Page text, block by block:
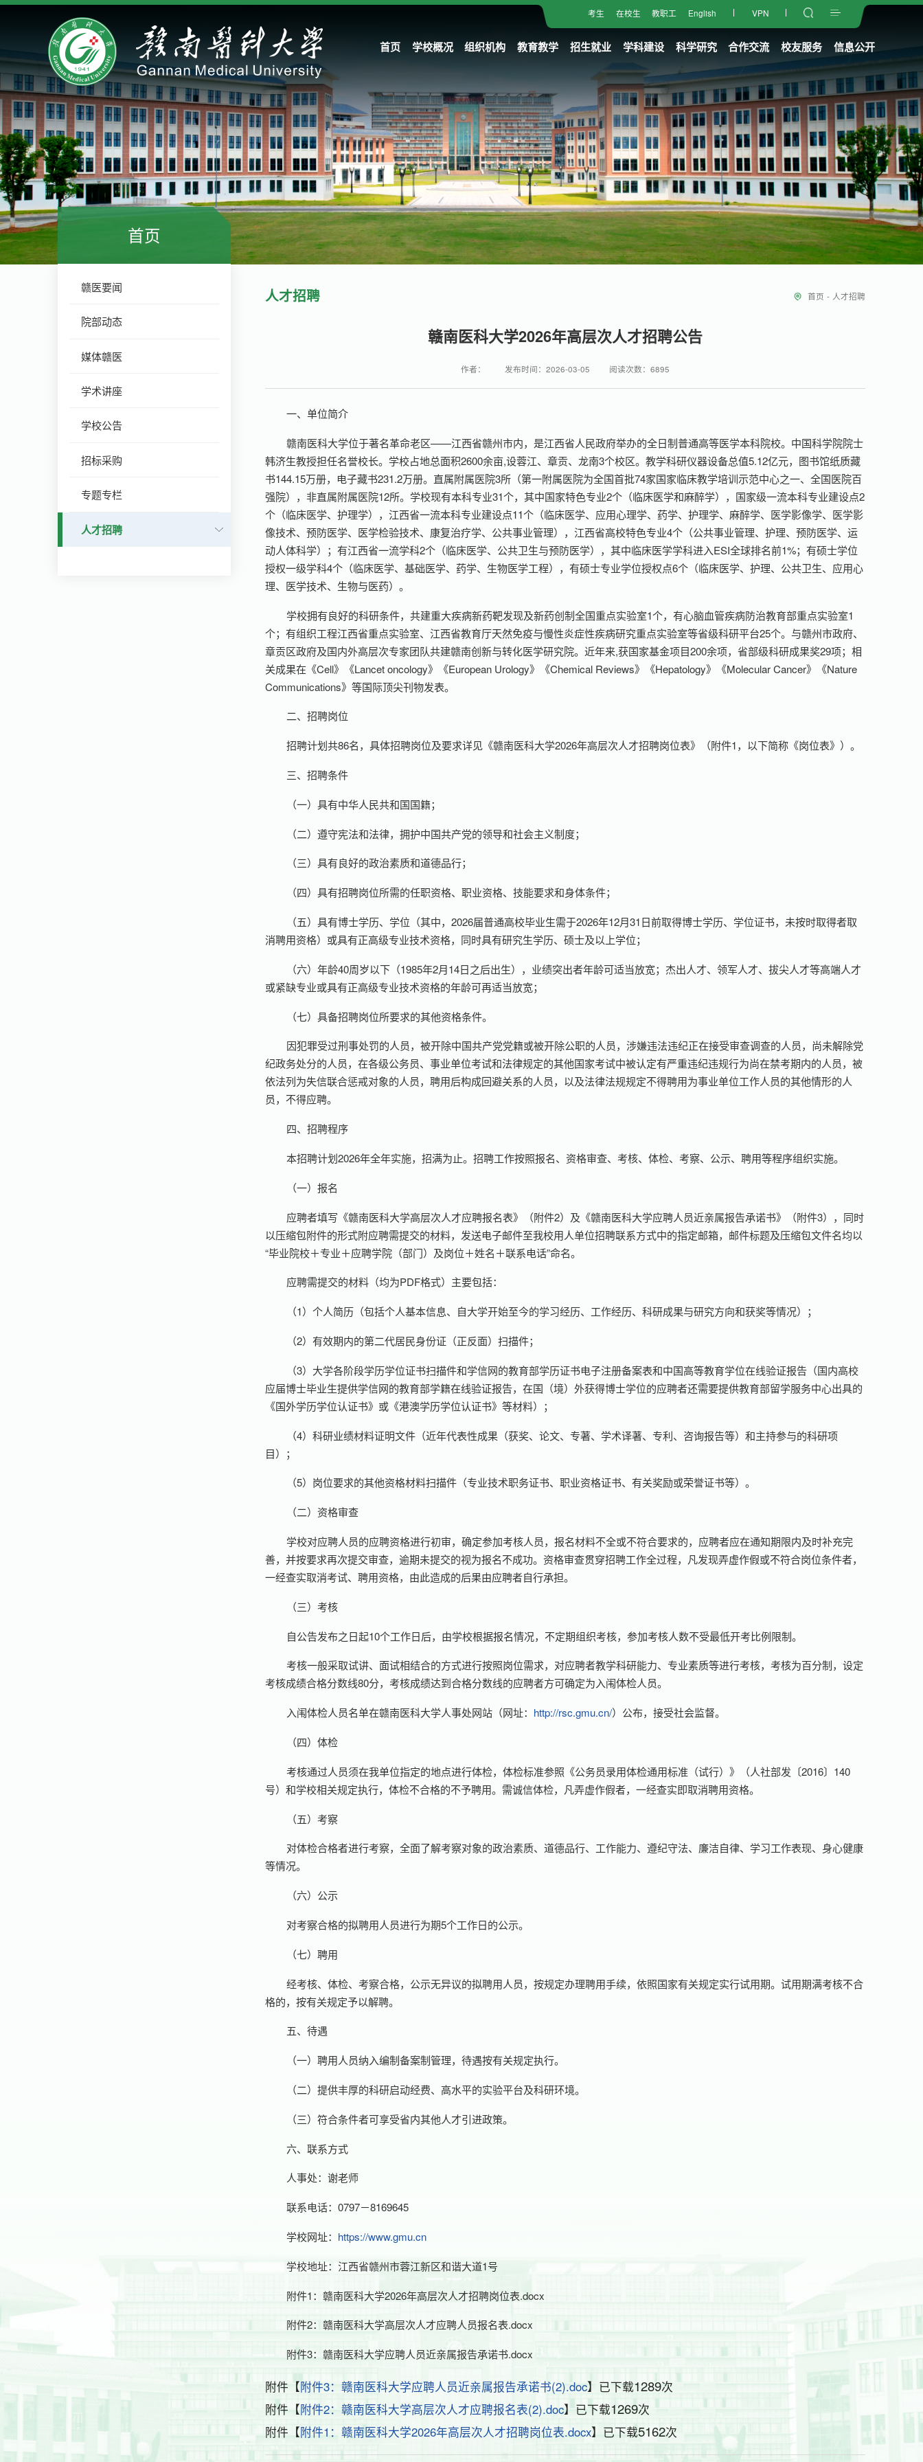
考生 在校生 教职工 English VPN
首页 学校概况 组织机构 教育教学 招生就业 学科建设 科学研究 合作交流 校友服务 信息公开
首页
赣医要闻
院部动态
媒体赣医
学术讲座
学校公告
招标采购
专题专栏
人才招聘
人才招聘 首页 - 人才招聘
赣南医科大学2026年高层次人才招聘公告
作者： 发布时间：2026-03-05 阅读次数：6895
一、单位简介
赣南医科大学位于著名革命老区——江西省赣州市内，是江西省人民政府举办的全日制普通高等医学本科院校。中国科学院院士
韩济生教授担任名誉校长。学校占地总面积2600余亩,设蓉江、章贡、龙南3个校区。教学科研仪器设备总值5.12亿元，图书馆纸质藏
书144.15万册，电子藏书231.2万册。直属附属医院3所（第一附属医院为全国首批74家国家临床教学培训示范中心之一、全国医院百
强院），非直属附属医院12所。学校现有本科专业31个，其中国家特色专业2个（临床医学和麻醉学），国家级一流本科专业建设点2
个（临床医学、护理学），江西省一流本科专业建设点11个（临床医学、应用心理学、药学、护理学、麻醉学、医学影像学、医学影
像技术、预防医学、医学检验技术、康复治疗学、公共事业管理），江西省高校特色专业4个（公共事业管理、护理、预防医学、运
动人体科学）；有江西省一流学科2个（临床医学、公共卫生与预防医学），其中临床医学学科进入ESI全球排名前1%；有硕士学位
授权一级学科4个（临床医学、基础医学、药学、生物医学工程），有硕士专业学位授权点6个（临床医学、护理、公共卫生、应用心
理、医学技术、生物与医药）。
学校拥有良好的科研条件，共建重大疾病新药靶发现及新药创制全国重点实验室1个，有心脑血管疾病防治教育部重点实验室1
个；有组织工程江西省重点实验室、江西省教育厅天然免疫与慢性炎症性疾病研究重点实验室等省级科研平台25个。与赣州市政府、
章贡区政府及国内外高层次专家团队共建赣南创新与转化医学研究院。近年来,获国家基金项目200余项，省部级科研成果奖29项；相
关成果在《Cell》《Lancet oncology》《European Urology》《Chemical Reviews》《Hepatology》《Molecular Cancer》《Nature
Communications》等国际顶尖刊物发表。
二、招聘岗位
招聘计划共86名，具体招聘岗位及要求详见《赣南医科大学2026年高层次人才招聘岗位表》（附件1，以下简称《岗位表》）。
三、招聘条件
（一）具有中华人民共和国国籍；
（二）遵守宪法和法律，拥护中国共产党的领导和社会主义制度；
（三）具有良好的政治素质和道德品行；
（四）具有招聘岗位所需的任职资格、职业资格、技能要求和身体条件；
（五）具有博士学历、学位（其中，2026届普通高校毕业生需于2026年12月31日前取得博士学历、学位证书，未按时取得者取
消聘用资格）或具有正高级专业技术资格，同时具有研究生学历、硕士及以上学位；
（六）年龄40周岁以下（1985年2月14日之后出生），业绩突出者年龄可适当放宽；杰出人才、领军人才、拔尖人才等高端人才
或紧缺专业或具有正高级专业技术资格的年龄可再适当放宽；
（七）具备招聘岗位所要求的其他资格条件。
因犯罪受过刑事处罚的人员，被开除中国共产党党籍或被开除公职的人员，涉嫌违法违纪正在接受审查调查的人员，尚未解除党
纪政务处分的人员，在各级公务员、事业单位考试和法律规定的其他国家考试中被认定有严重违纪违规行为尚在禁考期内的人员，被
依法列为失信联合惩戒对象的人员，聘用后构成回避关系的人员，以及法律法规规定不得聘用为事业单位工作人员的其他情形的人
员，不得应聘。
四、招聘程序
本招聘计划2026年全年实施，招满为止。招聘工作按照报名、资格审查、考核、体检、考察、公示、聘用等程序组织实施。
（一）报名
应聘者填写《赣南医科大学高层次人才应聘报名表》（附件2）及《赣南医科大学应聘人员近亲属报告承诺书》（附件3），同时
以压缩包附件的形式附应聘需提交的材料，发送电子邮件至我校用人单位招聘联系方式中的指定邮箱，邮件标题及压缩包文件名均以
“毕业院校＋专业＋应聘学院（部门）及岗位＋姓名＋联系电话”命名。
应聘需提交的材料（均为PDF格式）主要包括：
（1）个人简历（包括个人基本信息、自大学开始至今的学习经历、工作经历、科研成果与研究方向和获奖等情况）；
（2）有效期内的第二代居民身份证（正反面）扫描件；
（3）大学各阶段学历学位证书扫描件和学信网的教育部学历证书电子注册备案表和中国高等教育学位在线验证报告（国内高校
应届博士毕业生提供学信网的教育部学籍在线验证报告，在国（境）外获得博士学位的应聘者还需要提供教育部留学服务中心出具的
《国外学历学位认证书》或《港澳学历学位认证书》等材料）；
（4）科研业绩材料证明文件（近年代表性成果（获奖、论文、专著、学术译著、专利、咨询报告等）和主持参与的科研项
目）；
（5）岗位要求的其他资格材料扫描件（专业技术职务证书、职业资格证书、有关奖励或荣誉证书等）。
（二）资格审查
学校对应聘人员的应聘资格进行初审，确定参加考核人员，报名材料不全或不符合要求的，应聘者应在通知期限内及时补充完
善，并按要求再次提交审查，逾期未提交的视为报名不成功。资格审查贯穿招聘工作全过程，凡发现弄虚作假或不符合岗位条件者，
一经查实取消考试、聘用资格，由此造成的后果由应聘者自行承担。
（三）考核
自公告发布之日起10个工作日后，由学校根据报名情况，不定期组织考核，参加考核人数不受最低开考比例限制。
考核一般采取试讲、面试相结合的方式进行按照岗位需求，对应聘者教学科研能力、专业素质等进行考核，考核为百分制，设定
考核成绩合格分数线80分，考核成绩达到合格分数线的应聘者方可确定为入闱体检人员。
入闱体检人员名单在赣南医科大学人事处网站（网址： http://rsc.gmu.cn/）公布，接受社会监督。
（四）体检
考核通过人员须在我单位指定的地点进行体检，体检标准参照《公务员录用体检通用标准（试行）》（人社部发〔2016〕140
号）和学校相关规定执行，体检不合格的不予聘用。需诚信体检，凡弄虚作假者，一经查实即取消聘用资格。
（五）考察
对体检合格者进行考察，全面了解考察对象的政治素质、道德品行、工作能力、遵纪守法、廉洁自律、学习工作表现、身心健康
等情况。
（六）公示
对考察合格的拟聘用人员进行为期5个工作日的公示。
（七）聘用
经考核、体检、考察合格，公示无异议的拟聘用人员，按规定办理聘用手续，依照国家有关规定实行试用期。试用期满考核不合
格的，按有关规定予以解聘。
五、待遇
（一）聘用人员纳入编制备案制管理，待遇按有关规定执行。
（二）提供丰厚的科研启动经费、高水平的实验平台及科研环境。
（三）符合条件者可享受省内其他人才引进政策。
六、联系方式
人事处：谢老师
联系电话：0797－8169645
学校网址： https://www.gmu.cn
学校地址：江西省赣州市蓉江新区和谐大道1号
附件1：赣南医科大学2026年高层次人才招聘岗位表.docx
附件2：赣南医科大学高层次人才应聘人员报名表.docx
附件3：赣南医科大学应聘人员近亲属报告承诺书.docx
附件【附件3：赣南医科大学应聘人员近亲属报告承诺书(2).doc】已下载1289次
附件【附件2：赣南医科大学高层次人才应聘报名表(2).doc】已下载1269次
附件【附件1：赣南医科大学2026年高层次人才招聘岗位表.docx】已下载5162次